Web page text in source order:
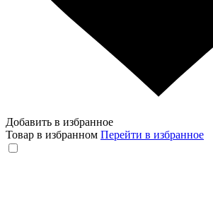
Добавить в избранное
Товар в избранном Перейти в избранное